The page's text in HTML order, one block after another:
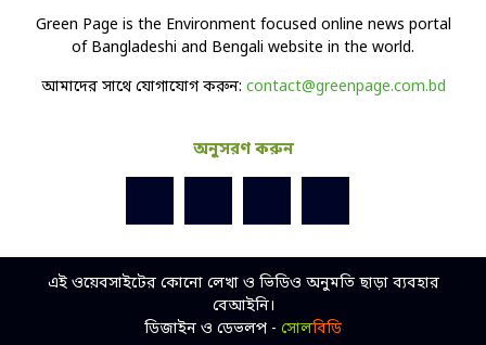
Green Page is the Environment focused online news portal
of Bangladeshi and Bengali website in the world.
আমাদের সাথে যোগাযোগ করুন: contact@greenpage.com.bd
অনুসরণ করুন
এই ওয়েবসাইটের কোনো লেখা ও ভিডিও অনুমতি ছাড়া ব্যবহার
বেআইনি।
ডিজাইন ও ডেভলপ - সোলবিডি